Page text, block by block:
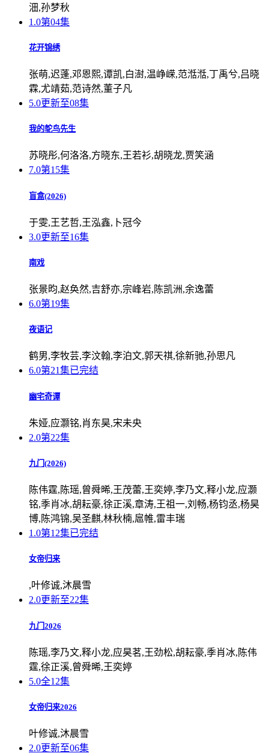
沺,孙梦秋
1.0第04集
花开锦绣
张萌,迟蓬,邓恩熙,谭凯,白澍,温峥嵘,范湉湉,丁禹兮,吕晓
霖,尤靖茹,范诗然,董子凡
5.0更新至08集
我的鸵鸟先生
苏晓彤,何洛洛,方晓东,王若衫,胡晓龙,贾笑涵
7.0第15集
盲盒(2026)
于雯,王艺哲,王泓鑫,卜冠今
3.0更新至16集
南戏
张景昀,赵奂然,吉舒亦,宗峰岩,陈凯洲,余逸蕾
6.0第19集
夜语记
鹤男,李牧芸,李汶翰,李泊文,郭天祺,徐新驰,孙思凡
6.0第21集已完结
幽宅奇谭
朱娅,应灏铭,肖东昊,宋未央
2.0第22集
九门(2026)
陈伟霆,陈瑶,曾舜晞,王茂蕾,王奕婷,李乃文,释小龙,应灏
铭,季肖冰,胡耘豪,徐正溪,章涛,王祖一,刘畅,杨钧丞,杨昊
博,陈鸿锦,吴圣麒,林秋楠,扈帷,雷丰瑞
1.0第12集已完结
女帝归来
,叶修诚,沐晨雪
2.0更新至22集
九门2026
陈瑶,李乃文,释小龙,应昊茗,王劲松,胡耘豪,季肖冰,陈伟
霆,徐正溪,曾舜晞,王奕婷
5.0全12集
女帝归来2026
叶修诚,沐晨雪
2.0更新至06集